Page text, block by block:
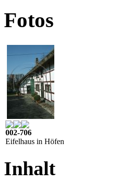
Fotos
002-706
Eifelhaus in Höfen
Inhalt